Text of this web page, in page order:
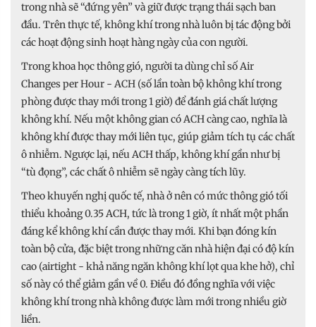
trong nhà sẽ “đứng yên” và giữ được trạng thái sạch ban
đầu. Trên thực tế, không khí trong nhà luôn bị tác động bởi
các hoạt động sinh hoạt hàng ngày của con người.
Trong khoa học thông gió, người ta dùng chỉ số Air
Changes per Hour - ACH (số lần toàn bộ không khí trong
phòng được thay mới trong 1 giờ) để đánh giá chất lượng
không khí. Nếu một không gian có ACH càng cao, nghĩa là
không khí được thay mới liên tục, giúp giảm tích tụ các chất
ô nhiễm. Ngược lại, nếu ACH thấp, không khí gần như bị
“tù đọng”, các chất ô nhiễm sẽ ngày càng tích lũy.
Theo khuyến nghị quốc tế, nhà ở nên có mức thông gió tối
thiểu khoảng 0.35 ACH, tức là trong 1 giờ, ít nhất một phần
đáng kể không khí cần được thay mới. Khi bạn đóng kín
toàn bộ cửa, đặc biệt trong những căn nhà hiện đại có độ kín
cao (airtight - khả năng ngăn không khí lọt qua khe hở), chỉ
số này có thể giảm gần về 0. Điều đó đồng nghĩa với việc
không khí trong nhà không được làm mới trong nhiều giờ
liền.